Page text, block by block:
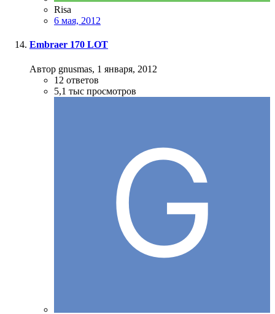
Risa
6 мая, 2012
Embraer 170 LOT
Автор gnusmas, 1 января, 2012
12 ответов
5,1 тыс просмотров